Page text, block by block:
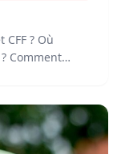
? Où
Comment